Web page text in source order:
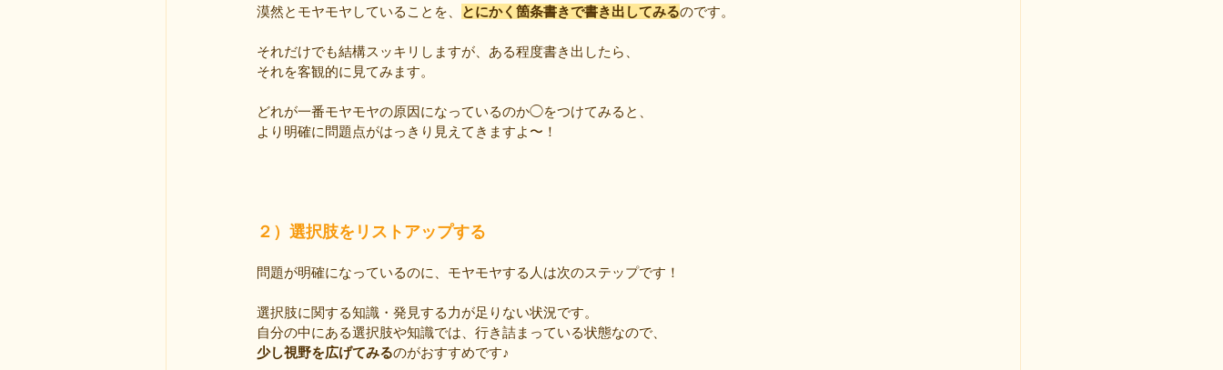
漠然とモヤモヤしていることを、 とにかく箇条書きで書き出してみるのです。
それだけでも結構スッキリしますが、ある程度書き出したら、
それを客観的に見てみます。
どれが一番モヤモヤの原因になっているのか◯をつけてみると、
より明確に問題点がはっきり見えてきますよ〜！
２）選択肢をリストアップする
問題が明確になっているのに、モヤモヤする人は次のステップです！
選択肢に関する知識・発見する力が足りない状況です。
自分の中にある選択肢や知識では、行き詰まっている状態なので、
少し視野を広げてみるのがおすすめです♪